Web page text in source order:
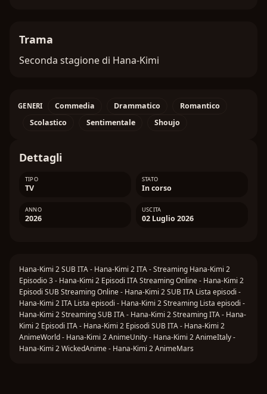
Trama
Seconda stagione di Hana-Kimi
GENERI Commedia Drammatico
Romantico
Scolastico
Sentimentale Shoujo
Dettagli
TIPO
TV
STATO
In corso
ANNO
2026
USCITA
02 Luglio 2026
Hana-Kimi 2 SUB ITA - Hana-Kimi 2 ITA - Streaming Hana-Kimi 2
Episodio 3 - Hana-Kimi 2 Episodi ITA Streaming Online - Hana-Kimi 2
Episodi SUB Streaming Online - Hana-Kimi 2 SUB ITA Lista episodi -
Hana-Kimi 2 ITA Lista episodi - Hana-Kimi 2 Streaming Lista episodi -
Hana-Kimi 2 Streaming SUB ITA - Hana-Kimi 2 Streaming ITA - Hana-
Kimi 2 Episodi ITA - Hana-Kimi 2 Episodi SUB ITA - Hana-Kimi 2
AnimeWorld - Hana-Kimi 2 AnimeUnity - Hana-Kimi 2 AnimeItaly -
Hana-Kimi 2 WickedAnime - Hana-Kimi 2 AnimeMars